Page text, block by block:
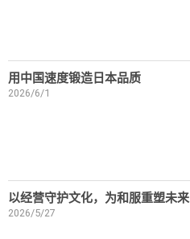
用中国速度锻造日本品质
2026/6/1
以经营守护文化，为和服重塑未来
2026/5/27